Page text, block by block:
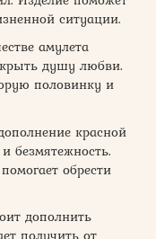
ситуации.
амулета
душу любви.
половинку и
красной
безмятежность.
обрести
дополнить